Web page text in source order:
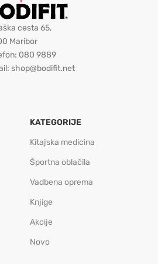
cesta 65,
Maribor
080 9889
shop@bodifit.net
KATEGORIJE
Kitajska medicina
Športna oblačila
Vadbena oprema
Knjige
Akcije
Novo